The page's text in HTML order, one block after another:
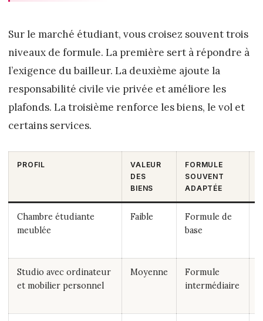
Sur le marché étudiant, vous croisez souvent trois
niveaux de formule. La première sert à répondre à
l’exigence du bailleur. La deuxième ajoute la
responsabilité civile vie privée et améliore les
plafonds. La troisième renforce les biens, le vol et
certains services.
PROFIL
VALEUR
DES
BIENS
FORMULE
SOUVENT
ADAPTÉE
Chambre étudiante
meublée
Faible
Formule de
base
Studio avec ordinateur
et mobilier personnel
Moyenne
Formule
intermédiaire